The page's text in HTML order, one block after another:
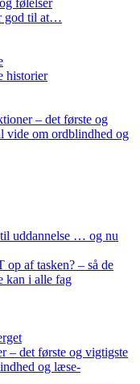
følelser
god til at…
historier
– det første og
vide om ordblindhed og
uddannelse … og nu
af tasken? – så de
kan i alle fag
– det første og vigtigste
og læse-